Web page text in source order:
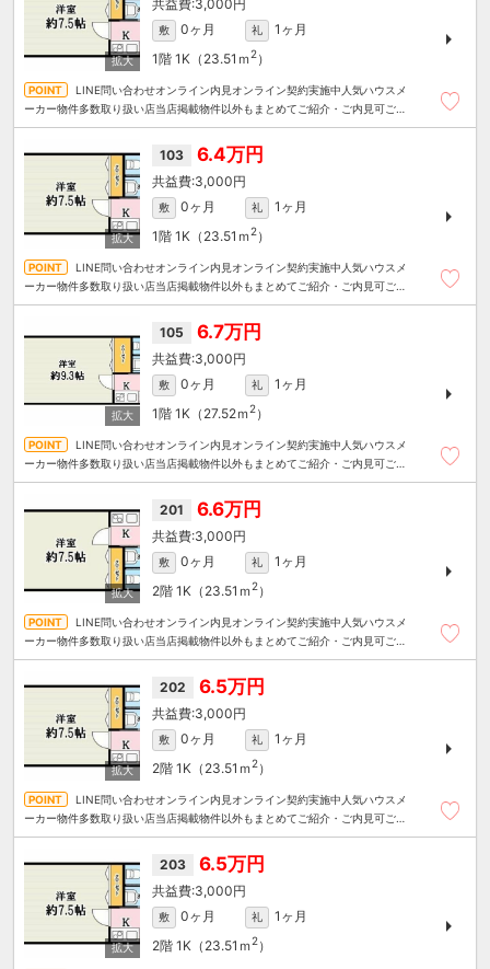
3,000円
敷 0ヶ月 礼
1ヶ月
1階 1K（23.51ｍ 2）
LINE問い合わせオンライン内見オンライン契約実施中人気ハウスメ
ーカー物件多数取り扱い店当店掲載物件以外もまとめてご紹介・ご内見可ご予
103 6.4万円
3,000円
敷 0ヶ月 礼
1ヶ月
1階 1K（23.51ｍ 2）
LINE問い合わせオンライン内見オンライン契約実施中人気ハウスメ
ーカー物件多数取り扱い店当店掲載物件以外もまとめてご紹介・ご内見可ご予
105 6.7万円
3,000円
敷 0ヶ月 礼
1ヶ月
1階 1K（27.52ｍ 2）
LINE問い合わせオンライン内見オンライン契約実施中人気ハウスメ
ーカー物件多数取り扱い店当店掲載物件以外もまとめてご紹介・ご内見可ご予
201 6.6万円
3,000円
敷 0ヶ月 礼
1ヶ月
2階 1K（23.51ｍ 2）
LINE問い合わせオンライン内見オンライン契約実施中人気ハウスメ
ーカー物件多数取り扱い店当店掲載物件以外もまとめてご紹介・ご内見可ご予
202 6.5万円
3,000円
敷 0ヶ月 礼
1ヶ月
2階 1K（23.51ｍ 2）
LINE問い合わせオンライン内見オンライン契約実施中人気ハウスメ
ーカー物件多数取り扱い店当店掲載物件以外もまとめてご紹介・ご内見可ご予
203 6.5万円
3,000円
敷 0ヶ月 礼
1ヶ月
2階 1K（23.51ｍ 2）